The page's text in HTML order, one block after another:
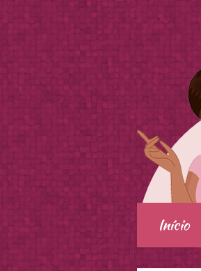
.
Início